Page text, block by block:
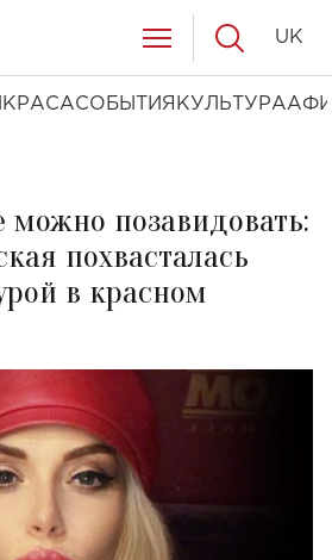
КРАСАСОБЫТИЯ КУЛЬТУРА
UK
можно позавидовать:
похвасталась
в красном